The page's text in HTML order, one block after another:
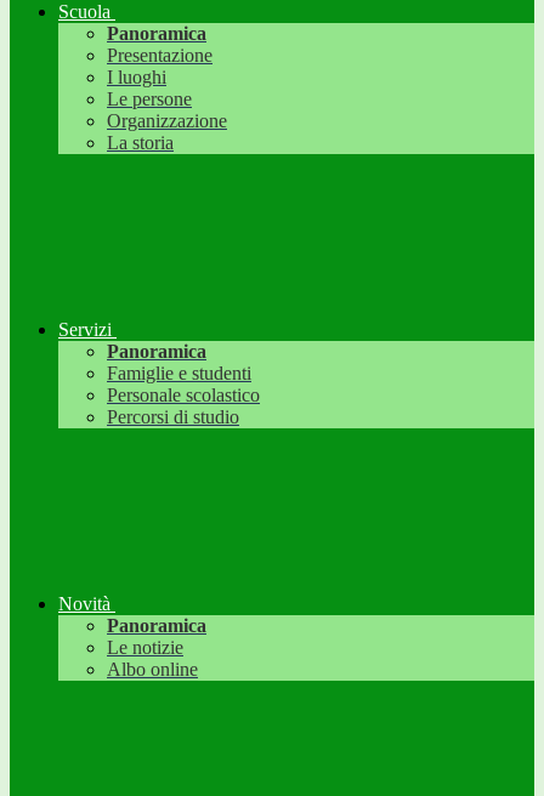
Scuola
Panoramica
Presentazione
I luoghi
Le persone
Organizzazione
La storia
Servizi
Panoramica
Famiglie e studenti
Personale scolastico
Percorsi di studio
Novità
Panoramica
Le notizie
Albo online